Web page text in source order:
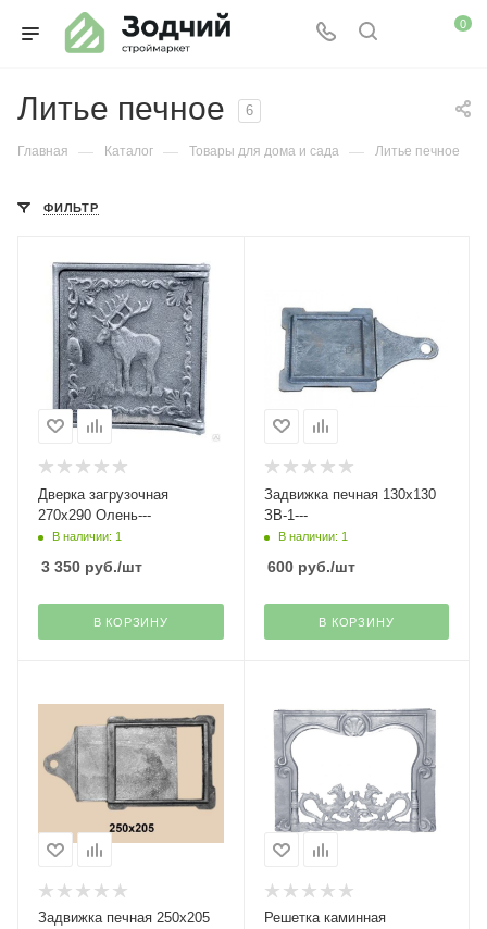
0
Литье печное 6
Главная — Каталог — Товары для дома и сада — Литье печное
ФИЛЬТР
Дверка загрузочная
270х290 Олень---
В наличии: 1
3 350 руб./шт
В КОРЗИНУ
Задвижка печная 130х130
ЗВ-1---
В наличии: 1
600руб./шт
В КОРЗИНУ
Задвижка печная 250х205
Решетка каминная